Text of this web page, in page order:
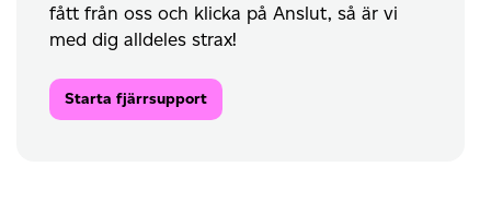
fått från oss och klicka på Anslut, så är vi
med dig alldeles strax!
Starta fjärrsupport